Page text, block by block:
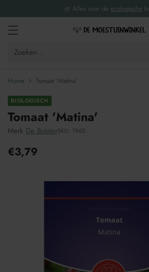
🌿 Alles voor de ecologische
Zoeken...
Home Tomaat 'Matina'
BIOLOGISCH
Tomaat 'Matina'
Merk De BolsterSKU: 1960
Adviesprijs
€3,79